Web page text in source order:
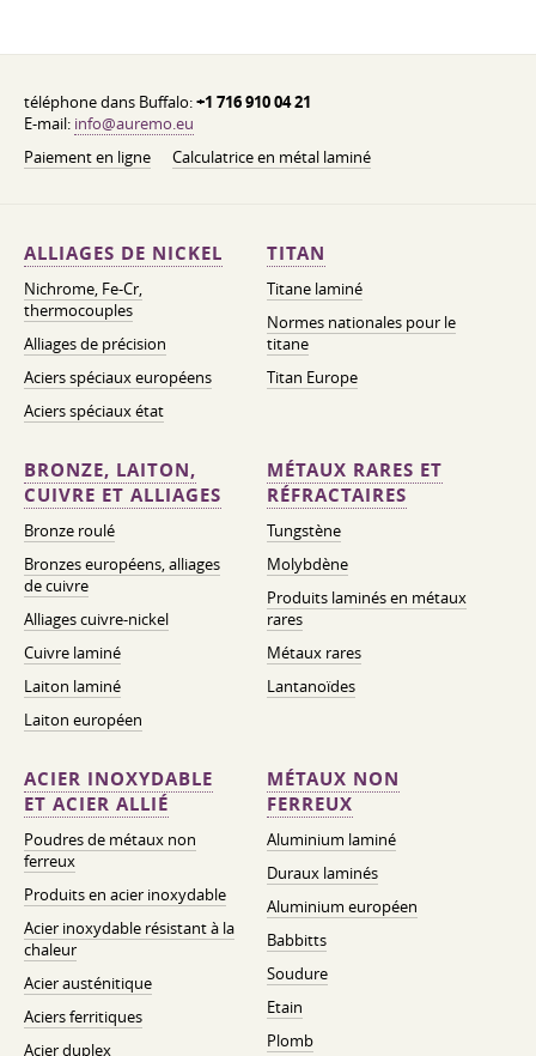
téléphone dans Buffalo:+1 716 910 04 21
E-mail: info@auremo.eu
Paiement en ligne
Calculatrice en métal laminé
ALLIAGES DE NICKEL
Nichrome, Fe-Cr,
thermocouples
Alliages de précision
Aciers spéciaux européens
Aciers spéciaux état
TITAN
Titane laminé
Normes nationales pour le
titane
Titan Europe
BRONZE, LAITON,
CUIVRE ET ALLIAGES
Bronze roulé
Bronzes européens, alliages
de cuivre
Alliages cuivre-nickel
Cuivre laminé
Laiton laminé
Laiton européen
MÉTAUX RARES ET
RÉFRACTAIRES
Tungstène
Molybdène
Produits laminés en métaux
rares
Métaux rares
Lantanoïdes
ACIER INOXYDABLE
ET ACIER ALLIÉ
Poudres de métaux non
ferreux
Produits en acier inoxydable
Acier inoxydable résistant à la
chaleur
Acier austénitique
Aciers ferritiques
Acier duplex
MÉTAUX NON
FERREUX
Aluminium laminé
Duraux laminés
Aluminium européen
Babbitts
Soudure
Etain
Plomb